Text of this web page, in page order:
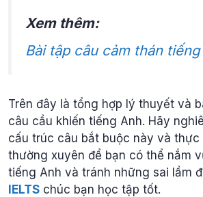
Xem thêm:
Bài tập câu cảm thán
Trên đây là tổng hợp lý thuyết và
câu cầu khiến tiếng Anh. Hãy
cấu trúc câu bắt buộc này và thực
thường xuyên để bạn có thể nắm
tiếng Anh và tránh những sai lầm
IELTS chúc bạn học tập tốt.